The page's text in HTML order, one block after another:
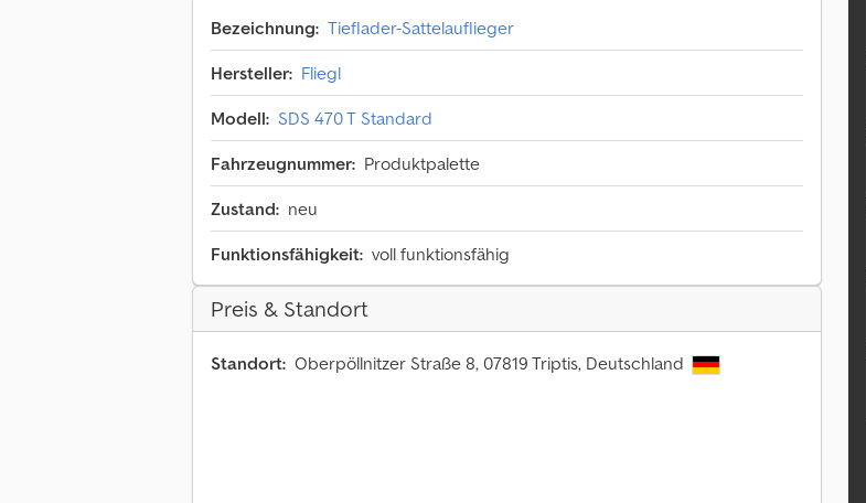
Bezeichnung: Tieflader-Sattelauflieger
Hersteller: Fliegl
Modell: SDS 470 T Standard
Fahrzeugnummer: Produktpalette
Zustand: neu
Funktionsfähigkeit: voll funktionsfähig
Preis & Standort
Standort: Oberpöllnitzer Straße 8, 07819 Triptis, Deutschland